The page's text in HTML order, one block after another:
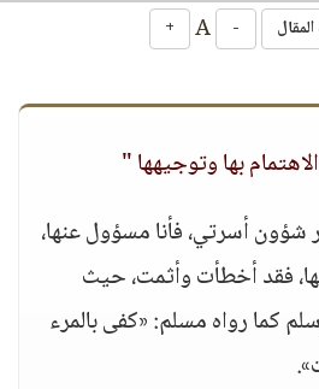
-
+
بها وتوجيهها "
شؤون أسرتي، فأنا مسؤول عنها،
فقد أخطأت وأثمت، حيث
كما رواه مسلم: «كفى بالمرء